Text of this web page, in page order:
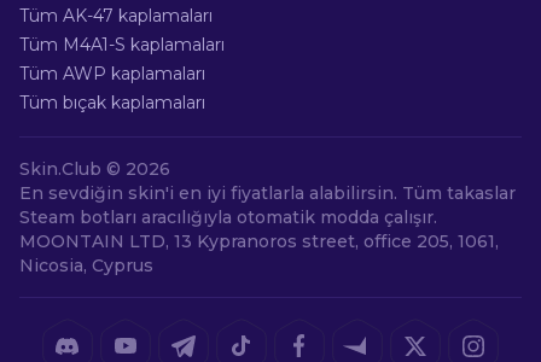
Tüm AK-47 kaplamaları
Tüm M4A1-S kaplamaları
Tüm AWP kaplamaları
Tüm bıçak kaplamaları
Skin.Club © 2026
En sevdiğin skin'i en iyi fiyatlarla alabilirsin. Tüm takaslar
Steam botları aracılığıyla otomatik modda çalışır.
MOONTAIN LTD, 13 Kypranoros street, office 205, 1061,
Nicosia, Cyprus